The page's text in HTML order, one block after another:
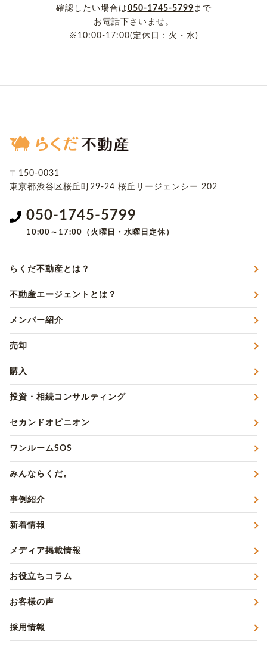
確認したい場合は050-1745-5799 まで
お電話下さいませ。
※10:00-17:00(定休日：火・水)
〒150-0031
東京都渋谷区桜丘町29-24 桜丘リージェンシー 202
050-1745-5799
10:00～17:00（火曜日・水曜日定休）
らくだ不動産とは？
不動産エージェントとは？
メンバー紹介
売却
購入
投資・相続コンサルティング
セカンドオピニオン
ワンルームSOS
みんならくだ。
事例紹介
新着情報
メディア掲載情報
お役立ちコラム
お客様の声
採用情報